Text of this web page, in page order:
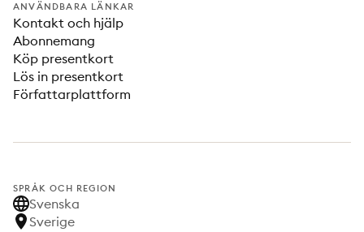
ANVÄNDBARA LÄNKAR
Kontakt och hjälp
Abonnemang
Köp presentkort
Lös in presentkort
Författarplattform
SPRÅK OCH REGION
Svenska
Sverige